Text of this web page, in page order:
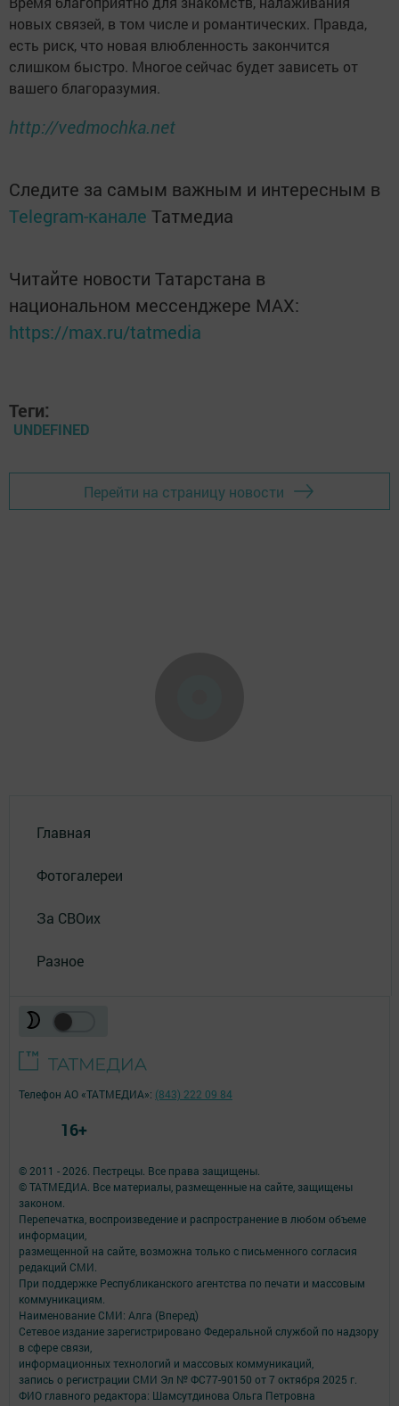
новых связей, в том числе и романтических. Правда,
есть риск, что новая влюбленность закончится
слишком быстро. Многое сейчас будет зависеть от
вашего благоразумия.
http://vedmochka.net
Следите за самым важным и интересным в
Telegram-канале Татмедиа
Читайте новости Татарстана в
национальном мессенджере MАХ:
https://max.ru/tatmedia
Теги:
UNDEFINED
Перейти на страницу новости
Главная
Фотогалереи
За СВОих
Разное
© 2011 - 2026. Пестрецы. Все права защищены.
© ТАТМЕДИА. Все материалы, размещенные на сайте, защищены
законом.
Перепечатка, воспроизведение и распространение в любом объеме
информации,
размещенной на сайте, возможна только с письменного согласия
редакций СМИ.
При поддержке Республиканского агентства по печати и массовым
коммуникациям.
Наименование СМИ: Алга (Вперед)
Сетевое издание зарегистрировано Федеральной службой по надзору
в сфере связи,
информационных технологий и массовых коммуникаций,
запись о регистрации СМИ Эл № ФС77-90150 от 7 октября 2025 г.
ФИО главного редактора: Шамсутдинова Ольга Петровна
Телефон АО «ТАТМЕДИА»: (843) 222 09 84
16+